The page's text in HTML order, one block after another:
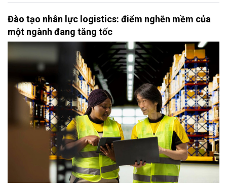
Đào tạo nhân lực logistics: điểm nghẽn mềm của
một ngành đang tăng tốc